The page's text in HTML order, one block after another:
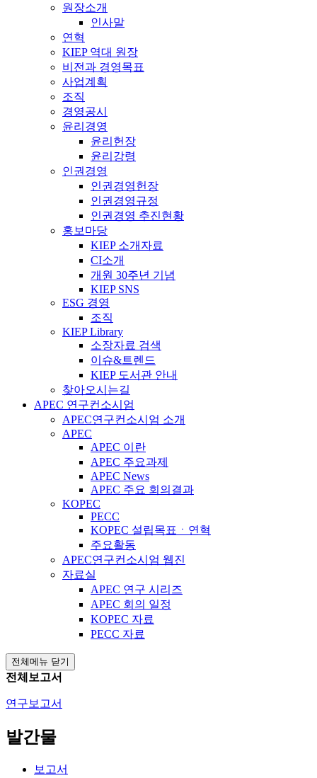
원장소개
인사말
연혁
KIEP 역대 원장
비전과 경영목표
사업계획
조직
경영공시
윤리경영
윤리헌장
윤리강령
인권경영
인권경영헌장
인권경영규정
인권경영 추진현황
홍보마당
KIEP 소개자료
CI소개
개원 30주년 기념
KIEP SNS
ESG 경영
조직
KIEP Library
소장자료 검색
이슈&트렌드
KIEP 도서관 안내
찾아오시는길
APEC 연구컨소시엄
APEC연구컨소시엄 소개
APEC
APEC 이란
APEC 주요과제
APEC News
APEC 주요 회의결과
KOPEC
PECC
KOPEC 설립목표ㆍ연혁
주요활동
APEC연구컨소시엄 웹진
자료실
APEC 연구 시리즈
APEC 회의 일정
KOPEC 자료
PECC 자료
전체메뉴 닫기
전체보고서
연구보고서
발간물
보고서